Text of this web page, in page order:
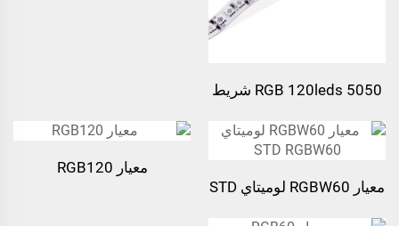
5050 RGB 120leds شريط
معيار RGBW60 لوميتاي STD
معيار RGB120